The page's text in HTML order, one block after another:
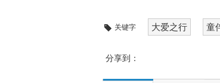
关键字 大爱之行 童
分享到：